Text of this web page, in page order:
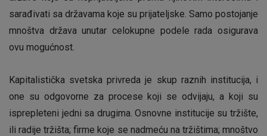
sarađivati sa državama koje su prijateljske. Samo postojanje
mnoštva država unutar celokupne podele rada osigurava
ovu mogućnost.
Kapitalistička svetska privreda je skup raznih institucija, i
one su odgovorne za procese koji se odvijaju, a koji su
isprepleteni jedni sa drugima. Osnovne institucije su tržište,
ili radije tržišta; firme koje se nadmeću na tržištima; mnoštvo